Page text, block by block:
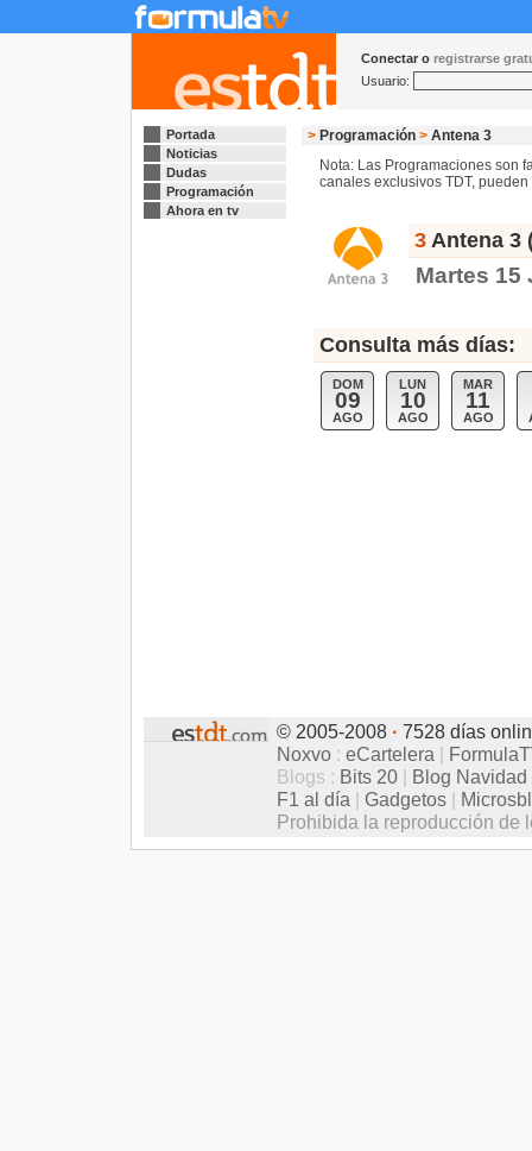
Conectar o registrarse
Usuario:
Portada
Noticias
Dudas
Programación
Ahora en tv
> Programación > Antena 3
Nota: Las Programaciones son
canales exclusivos TDT,
3 Antena 3
Martes 15
Consulta más días:
DOM
09
AGO
LUN
10
AGO
MAR
11
AGO
© 2005-2008 · 7528 días
Noxvo : eCartelera |
Blogs : Bits 20 | Blog Navidad
F1 al día | Gadgetos |
Prohibida la reproducción de